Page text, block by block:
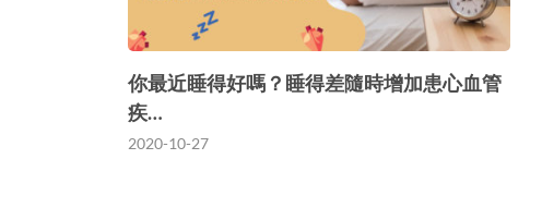
你最近睡得好嗎？睡得差隨時增加患心血管
疾…
2020-10-27